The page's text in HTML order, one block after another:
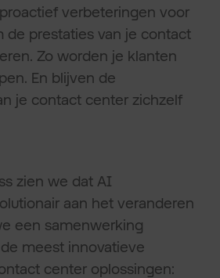
verbeteringen voor
de prestaties van je contact
Zo worden je klanten
En blijven de
je contact center zichzelf
zien we dat AI
aan het veranderen
een samenwerking
meest innovatieve
center oplossingen: